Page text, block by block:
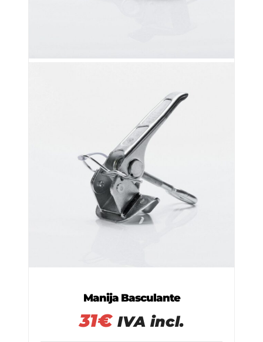
Manija Basculante
31€ IVA incl.